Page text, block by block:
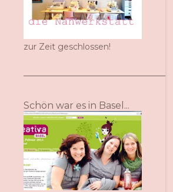
zur Zeit geschlossen!
Schön war es in Basel...